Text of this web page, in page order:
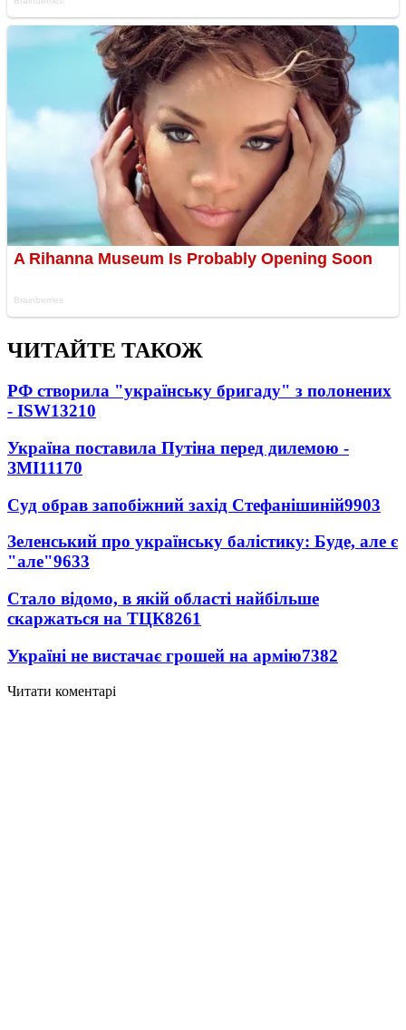
ЧИТАЙТЕ ТАКОЖ
РФ створила "українську бригаду" з полонених
- ISW13210
Україна поставила Путіна перед дилемою -
ЗМІ11170
Суд обрав запобіжний захід Стефанішиній9903
Зеленський про українську балістику: Буде, але є
"але"9633
Стало відомо, в якій області найбільше
скаржаться на ТЦК8261
Україні не вистачає грошей на армію7382
Читати коментарі